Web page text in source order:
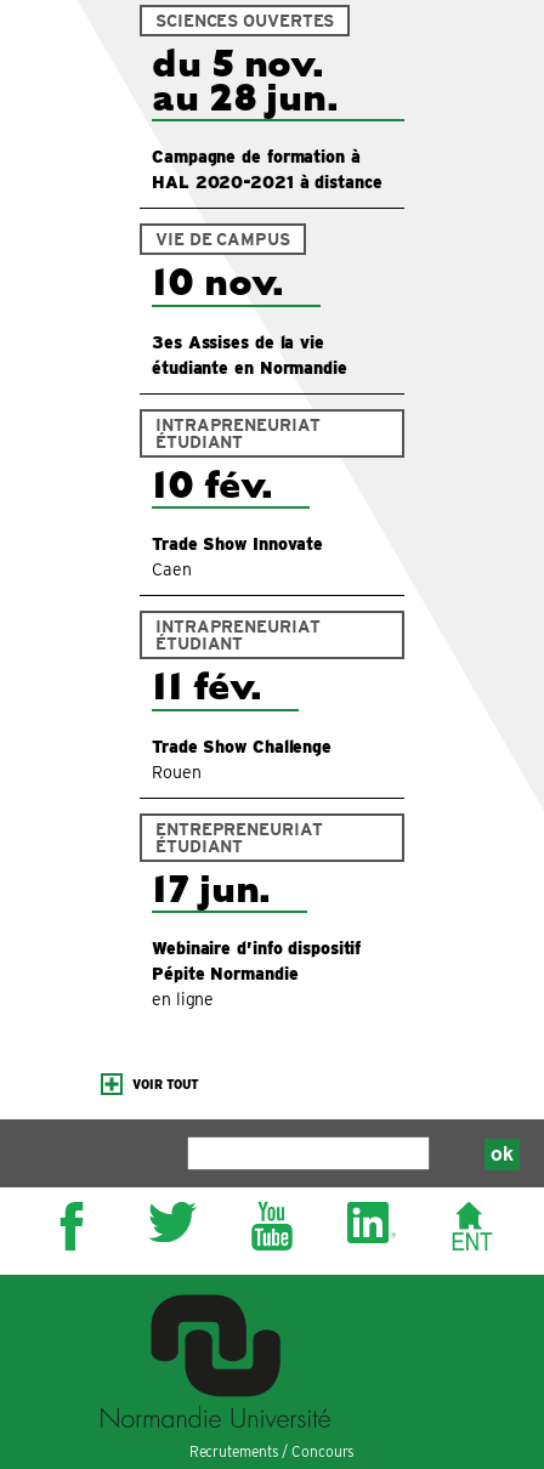
SCIENCES OUVERTES
du 5 nov.
au 28 jun.
Campagne de formation à
HAL 2020-2021 à distance
VIE DE CAMPUS
10 nov.
3es Assises de la vie
étudiante en Normandie
INTRAPRENEURIAT
ÉTUDIANT
10 fév.
Trade Show Innovate
Caen
INTRAPRENEURIAT
ÉTUDIANT
11 fév.
Trade Show Challenge
Rouen
ENTREPRENEURIAT
ÉTUDIANT
17 jun.
Webinaire d’info dispositif
Pépite Normandie
en ligne
VOIR TOUT
Recrutements / Concours